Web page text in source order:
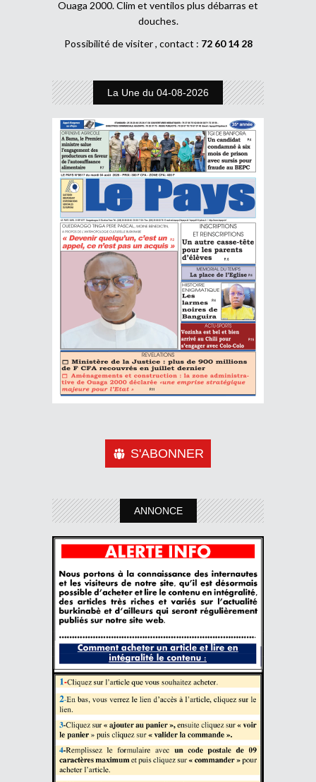
Ouaga 2000. Clim et ventilos plus débarras et
douches.
Possibilité de visiter , contact : 72 60 14 28
La Une du 04-08-2026
S'ABONNER
ANNONCE